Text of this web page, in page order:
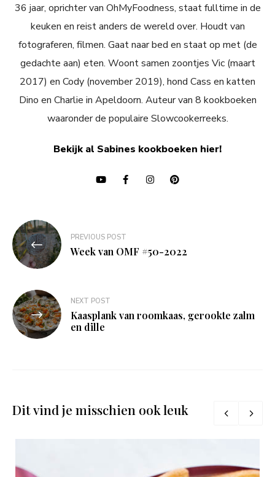
36 jaar, oprichter van OhMyFoodness, staat fulltime in de
keuken en reist anders de wereld over. Houdt van
fotograferen, filmen. Gaat naar bed en staat op met (de
gedachte aan) eten. Woont samen zoontjes Vic (maart
2017) en Cody (november 2019), hond Cass en katten
Dino en Charlie in Apeldoorn. Auteur van 8 kookboeken
waaronder de populaire Slowcookerreeks.
Bekijk al Sabines kookboeken hier!
Bericht
navigatie
PREVIOUS POST
Week van OMF #50-2022
NEXT POST
Kaasplank van roomkaas, gerookte zalm
en dille
Dit vind je misschien ook leuk